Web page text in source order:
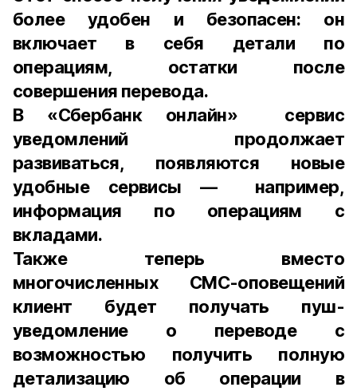
более удобен и безопасен: он
включает в себя детали по
операциям, остатки после
совершения перевода.
В «Сбербанк онлайн» сервис
уведомлений продолжает
развиваться, появляются новые
удобные сервисы — например,
информация по операциям с
вкладами.
Также теперь вместо
многочисленных СМС-оповещений
клиент будет получать пуш-
уведомление о переводе с
возможностью получить полную
детализацию об операции в